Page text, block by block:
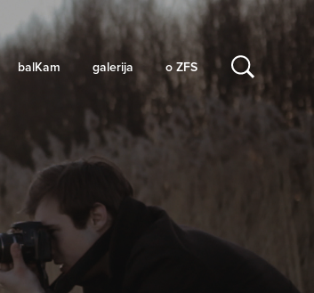
balKam galerija o ZFS